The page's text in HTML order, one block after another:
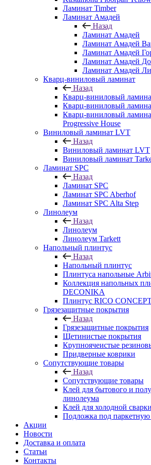
Ламинат Timber
Ламинат Амадей
Назад
Ламинат Амадей
Ламинат Амадей
Ламинат Амадей
Ламинат Амадей
Ламинат Амадей
Кварц-виниловый ламинат
Назад
Кварц-виниловый
Кварц-виниловый
Кварц-виниловый
Progressive House
Виниловый ламинат LVT
Назад
Виниловый ламинат LVT
Виниловый ламинат
Ламинат SPC
Назад
Ламинат SPC
Ламинат SPC Aberhof
Ламинат SPC Alta Step
Линолеум
Назад
Линолеум
Линолеум Tarkett
Напольный плинтус
Назад
Напольный плинтус
Плинтуса напольные
Коллекция напольных
DECONIKA
Плинтус RICO
Грязезащитные покрытия
Назад
Грязезащитные покрытия
Щетинистые покрытия
Крупноячеистые
Придверные коврики
Сопутствующие товары
Назад
Сопутствующие товары
Клей для бытового и
линолеума
Клей для холодной
Подложка под паркетную
Акции
Новости
Доставка и оплата
Статьи
Контакты